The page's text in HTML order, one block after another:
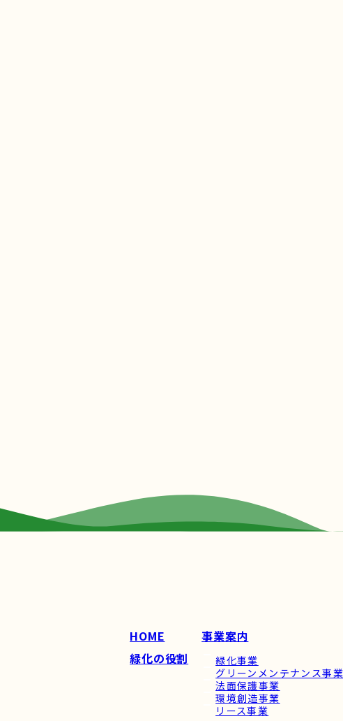
HOME
緑化の役割
事業案内
緑化事業
グリーンメンテナンス事業
法面保護事業
環境創造事業
リース事業